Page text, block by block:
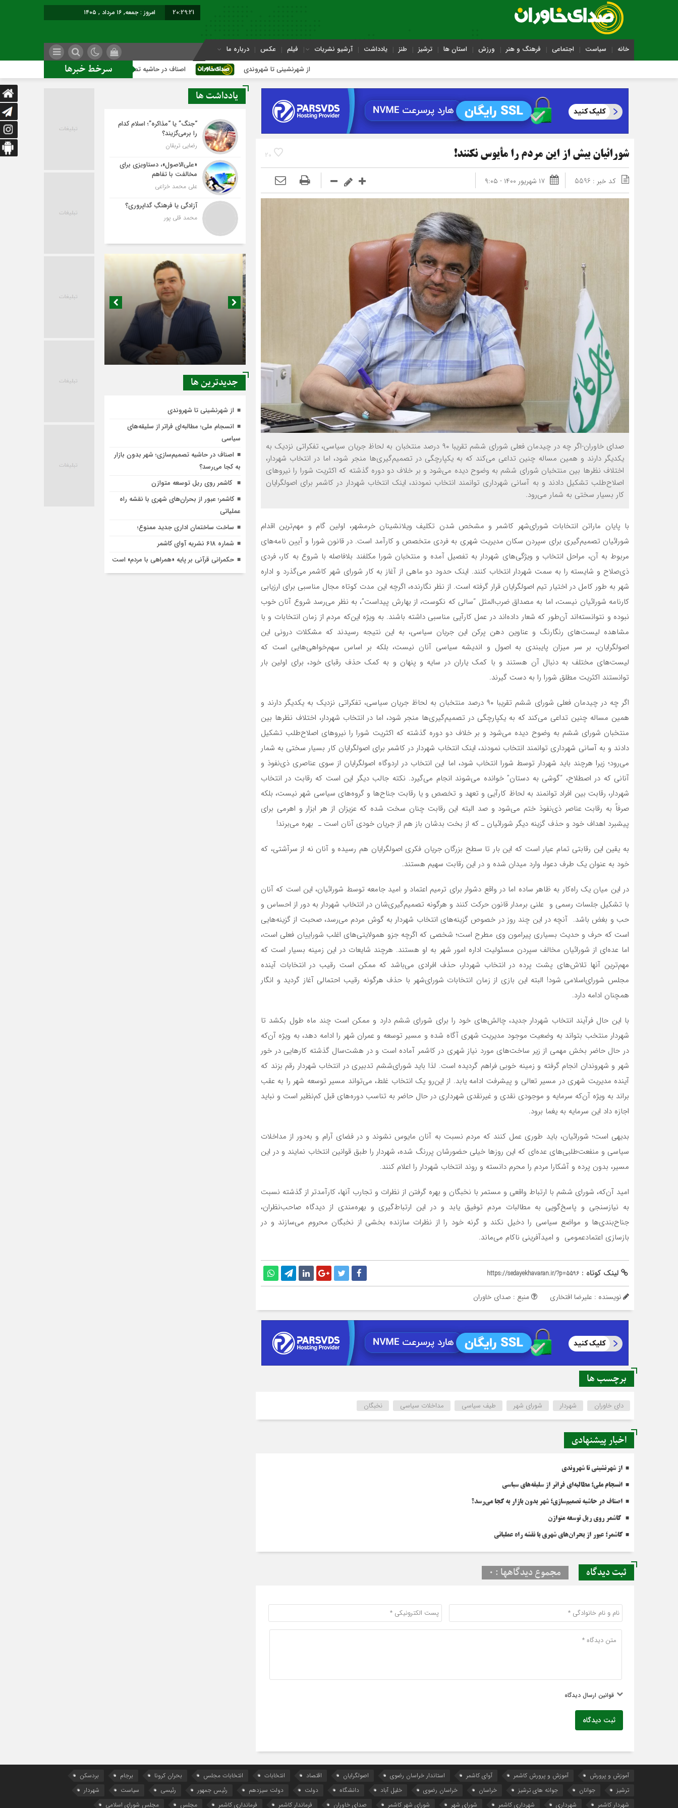
20:29:22 امروز : جمعه, ۱۶ مرداد , ۱۴۰۵
خانه سیاست اجتماعی فرهنگ و هنر ورزش استان ها ترشیز طنز یادداشت آرشیو نشریات فیلم عکس درباره ما
سرخط خبرها از شهرنشینی تا شهروندی اصناف در حاشیه تصمیم‌سازی؛ شهر بدون بازار به کجا می‌رسد؟
20 شورائیان بیش از این مردم را مأیوس نکنند!
کد خبر : 5596 ۱۷ شهریور ۱۴۰۰ - ۹:۰۵
صدای خاوران-اگر چه در چیدمان فعلی شورای ششم تقریبا ۹۰ درصد منتخبان به لحاظ جریان سیاسی، تفکراتی نزدیک به
یکدیگر دارند و همین مساله چنین تداعی می‌کند که به یکپارچگی در تصمیم‌گیری‌ها منجر شود، اما در انتخاب شهردار،
اختلاف نظرها بین منتخبان شورای ششم به وضوح دیده می‌شود و بر خلاف دو دوره‌ گذشته كه اكثريت شورا را نیروهای
اصلاح‌طلب تشکیل دادند و به آسانی شهرداری توانمند انتخاب نمودند، اینک انتخاب شهردار در کاشمر برای اصولگرایان
کار بسیار سختی به شمار می‌رود.
با پایان ماراتن انتخابات شورای‌شهر کاشمر و مشخص شدن تکلیف ویلانشینان خرمشهر، اولین گام و مهم‌ترین اقدام
شورائیان تصمیم‌گیری برای سپردن سکان مدیریت شهری به فردی متخصص و کارآمد است. در قانون شورا و آیین نامه‌های
مربوط به آن، مراحل انتخاب و ویژگی‌های شهردار به تفصیل آمده‌ و منتخبان شورا مکلفند بلافاصله با شروع به کار، فردی
ذی‌صلاح و شایسته را به سمت شهردار انتخاب کنند. اینک حدود دو ماهی از آغاز به کار شورای شهر کاشمر می‌گذرد و اداره
شهر به طور کامل در اختیار تیم اصولگرایان قرار گرفته است. از نظر نگارنده، اگرچه این مدت کوتاه مجال مناسبی برای ارزیابی
کارنامه شورائیان نیست، اما به مصداق ضرب‌المثل “سالی که نکوست، از بهارش پیداست”، به نظر می‌رسد شروع آنان خوب
نبوده و نتوانسته‌‍‌اند آن‌طور که شعار داده‌اند در عمل کارآیی مناسبی داشته باشند. به ویژه این‌که مردم از زمان انتخابات و با
مشاهده لیست‌های رنگارنگ و عناوین دهن پرکن این جریان سیاسی، به این نتیجه رسیدند که مشکلات درونی این
اصولگرایان، بر سر میزان پایبندی به اصول و اندیشه سیاسی آنان نیست، بلکه بر اساس سهم‌خواهی‌هایی است که
لیست‌هاي مختلف به دنبال آن هستند و با کمک یاران در سایه و پنهان و به کمک حذف رقبای خود، برای اولین بار
توانستند اکثریت مطلق شورا را به دست گیرند.
اگر چه در چیدمان فعلی شورای ششم تقریبا ۹۰ درصد منتخبان به لحاظ جریان سیاسی، تفکراتی نزدیک به یکدیگر دارند و
همین مساله چنین تداعی می‌کند که به یکپارچگی در تصمیم‌گیری‌ها منجر شود، اما در انتخاب شهردار، اختلاف نظرها بین
منتخبان شورای ششم به وضوح دیده می‌شود و بر خلاف دو دوره‌ گذشته كه اكثريت شورا را نیروهای اصلاح‌طلب تشکیل
دادند و به آسانی شهرداری توانمند انتخاب نمودند، اینک انتخاب شهردار در کاشمر برای اصولگرایان کار بسیار سختی به شمار
می‌رود؛ زیرا هرچند باید شهردار توسط شورا انتخاب شود، اما این انتخاب در اردوگاه اصولگرایان از سوی عناصری ذی‌نفوذ و
آنانی که در اصطلاح، “گوشی به دستان” خوانده می‌شوند انجام می‌گیرد. نکته جالب دیگر این است که رقابت در انتخاب
شهردار، رقابت بین افراد توانمند به لحاظ کارآیی و تعهد و تخصص و یا رقابت جناح‌ها و گروه‌های سیاسی شهر نیست، بلکه
صرفاً به رقابت عناصر ذی‌نفوذ ختم می‌شود و صد البته این رقابت چنان سخت شده که عزیزان از هر ابزار و اهرمی برای
پیشبرد اهداف خود و حذف گزینه دیگر شورائیان ـ که از بخت بدشان باز هم از جریان خودی آنان است ـ بهره می‌برند!
به یقین این رقابتي تمام عیار است که این بار تا سطح بزرگان جریان فکری‌ اصولگرایان هم رسیده و آنان نه از سر‌آشتی، که
خود به عنوان یک طرف دعوا، وارد میدان شده و در این رقابت سهیم هستند.
در این میان یک راه‌کار به ظاهر ساده اما در واقع دشوار برای ترمیم اعتماد و امید جامعه توسط شورائیان، این است که آنان
با تشکیل جلسات رسمی و علنی برمدار قانون حرکت کنند و هرگونه تصمیم‌گیری‌شان در انتخاب شهردار به دور از احساس و
حب و بغض باشد. آنچه در این چند روز در خصوص گزینه‌های انتخاب شهردار به گوش مردم می‌رسد، صحبت از گزینه‌هایی
است که حرف و حدیث بسیاری پیرامون وی مطرح است؛ شخصی که اگرچه جزو همولایتی‌های اغلب شوراييان فعلي است،
اما عده‌ای از شورائیان مخالف سپردن مسئولیت اداره امور شهر به او هستند. هرچند شايعات در اين زمينه بسیار است که
مهم‌ترین آنها تلاش‌های پشت پرده در انتخاب شهردار، حذف افرادی می‌باشد که ممکن است رقیب در انتخابات آینده
مجلس شورای‌اسلامی شود! البته این بازی از زمان انتخابات شورای‌شهر با حذف هرگونه رقیب احتمالی آغاز گردید و انگار
همچنان ادامه دارد.
با این حال فرآیند انتخاب شهردار جدید، چالش‌های خود را برای شورای ششم دارد و ممکن است چند ماه طول بکشد تا
شهردار منتخب بتواند به وضعیت موجود مدیریت شهری آگاه شده و مسیر توسعه و عمران شهر را ادامه دهد، به ویژه آن‌که
در حال حاضر بخش مهمی از زیر ساخت‌های مورد نیاز شهری در کاشمر آماده است و در هشت‌سال گذشته کارهایی در خور
شهر و شهروندان انجام گرفته و زمینه خوبی فراهم گردیده است. لذا باید شورای‌ششم تدبیری در انتخاب شهردار رقم بزند که
آینده مدیریت شهری در مسیر تعالی و پیشرفت ادامه یابد. از این‌رو یک انتخاب غلط، می‌تواند مسیر توسعه شهر را به عقب
براند به ویژه آن‌که سرمایه و موجودی نقدی و غیرنقدی شهرداری در حال حاضر به تناسب دوره‌های قبل کم‌نظیر است و نباید
اجازه داد این سرمایه به یغما برود.
بدیهی است؛ شورائیان، باید طوری عمل ‌کنند که مردم نسبت به آنان مايوس نشوند و در فضای آرام و به‌دور از مداخلات
سیاسی و منفعت‌طلبی‌های عده‌ای که این روزها خیلی حضورشان پررنگ شده، شهردار را طبق قوانین انتخاب نمایند و در این
مسیر، بدون پرده و آشکارا مردم را محرم دانسته و روند انتخاب شهردار را اعلام کنند.
امید آن‌که، شورای ششم با ارتباط واقعی و مستمر با نخبگان و بهره گرفتن از نظرات و تجارب آنها، کارآمدتر از گذشته نسبت
به نیازسنجی و پاسخ‌گویی به مطالبات مردم توفیق یابد و در این ارتباط‌گیری و بهره‌مندی از دیدگاه صاحب‌نظران،
جناح‌بندی‌ها و مواضع سیاسی را دخیل نکند و گرنه خود را از نظرات سازنده بخشی از نخبگان محروم می‌سازند و در
بازسازی اعتمادعمومی و امید‌آفرینی ناکام می‌ماند.
لینک کوتاه : https://sedayekhavaran.ir/?p=5596
نویسنده : علیرضا افتخاری منبع : صدای خاوران
برچسب ها
دای خاوران شهردار شورای شهر طیف سیاسی مداخلات سیاسی نخبگان
اخبار پیشنهادی
از شهرنشینی تا شهروندی
انسجام ملی؛ مطالبه‌ای فراتر از سلیقه‌های سیاسی
اصناف در حاشیه تصمیم‌سازی؛ شهر بدون بازار به کجا می‌رسد؟
کاشمر روی ریل توسعه متوازن
کاشمر؛ عبور از بحران‌های شهری با نقشه راه عملیاتی
ثبت دیدگاه مجموع دیدگاهها : 0
قوانین ارسال دیدگاه
ثبت دیدگاه
یادداشت ها
“جنگ” یا “مذاکره”؛ اسلام کدام
را برمی‌گزیند؟
رضایی تربقان
«علی‌الاصول»، دستاویزی برای
مخالفت با تفاهم
علی محمد خزاعی
آزادگی یا فرهنگِ گداپروری؟
محمد قلی پور
اصناف در حاشیه تصمیم‌سازی؛ شهر بدون بازار به
کجا می‌رسد؟
جديدترين ها
از شهرنشینی تا شهروندی
انسجام ملی؛ مطالبه‌ای فراتر از سلیقه‌های
سیاسی
اصناف در حاشیه تصمیم‌سازی؛ شهر بدون بازار
به کجا می‌رسد؟
کاشمر روی ریل توسعه متوازن
کاشمر؛ عبور از بحران‌های شهری با نقشه راه
عملیاتی
ساخت ساختمان اداری جدید ممنوع؛
شماره 618 نشریه آوای کاشمر
حکمرانی قرآنی بر پایه «همراهی با مردم» است
آموزش و پرورش آموزش و پرورش کاشمر آوای کاشمر استاندار خراسان رضوی اصولگرایان اقتصاد انتخابات انتخابات مجلس بحران کرونا برجام
بردسکن
ترشیز
جوانان جوانه های ترشیز خراسان خراسان رضوی خلیل آباد دانشگاه دولت دولت سیزدهم رئیس جمهور رئیسی سیاست
شهردار
شهردار کاشمر
شهرداری شهرداری کاشمر شورای شهر شورای شهر کاشمر صدای خاوران فرماندار کاشمر فرمانداری کاشمر مجلس مجلس شورای اسلامی